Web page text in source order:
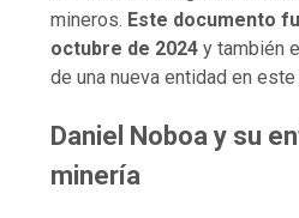
mineros. Este documento
octubre de 2024 y también
de una nueva entidad en
Daniel Noboa y su
minería